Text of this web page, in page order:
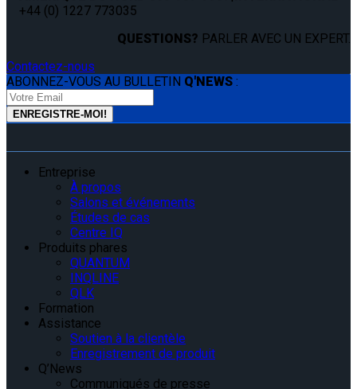
+44 (0) 1227 773035
QUESTIONS? PARLER AVEC UN EXPERT.
Contactez-nous
ABONNEZ-VOUS AU BULLETIN Q'NEWS :
Entreprise
À propos
Salons et événements
Études de cas
Centre IQ
Produits phares
QUANTUM
INQLINE
QLK
Formation
Assistance
Soutien à la clientèle
Enregistrement de produit
Q’News
Communiqués de presse